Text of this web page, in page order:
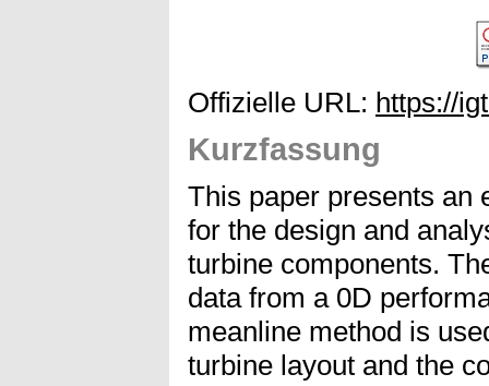
Offizielle URL: https://
Kurzfassung
This paper presents an
for the design and
turbine components.
data from a 0D
meanline method is
turbine layout and the